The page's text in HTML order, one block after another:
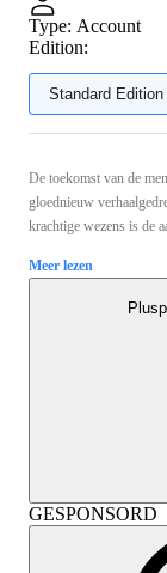
Type: Account
Edition:
Standard Edition
De toekomst van de
gloednieuw
krachtige wezens is de
Meer lezen
GESPONSORD